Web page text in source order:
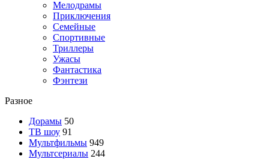
Мелодрамы
Приключения
Семейные
Спортивные
Триллеры
Ужасы
Фантастика
Фэнтези
Разное
Дорамы 50
ТВ шоу 91
Мультфильмы 949
Мультсериалы 244